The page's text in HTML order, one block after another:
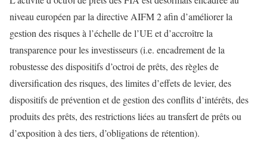
niveau européen par la directive AIFM 2 afin d’améliorer la
gestion des risques à l’échelle de l’UE et d’accroître la
transparence pour les investisseurs (i.e. encadrement de la
robustesse des dispositifs d’octroi de prêts, des règles de
diversification des risques, des limites d’effets de levier, des
dispositifs de prévention et de gestion des conflits d’intérêts, des
produits des prêts, des restrictions liées au transfert de prêts ou
d’exposition à des tiers, d’obligations de rétention).